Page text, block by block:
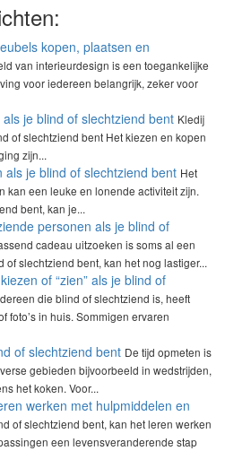
kopen, plaatsen en
van interieurdesign is een toegankelijke
voor iedereen belangrijk, zeker voor
je blind of slechtziend bent Kledij
of slechtziend bent Het kiezen en kopen
zijn...
als je blind of slechtziend bent Het
kan een leuke en lonende activiteit zijn.
bent, kan je...
personen als je blind of
cadeau uitzoeken is soms al een
slechtziend bent, kan het nog lastiger...
of “zien” als je blind of
die blind of slechtziend is, heeft
foto’s in huis. Sommigen ervaren
of slechtziend bent De tijd opmeten is
gebieden bijvoorbeeld in wedstrijden,
het koken. Voor...
werken met hulpmiddelen en
of slechtziend bent, kan het leren werken
een levensveranderende stap